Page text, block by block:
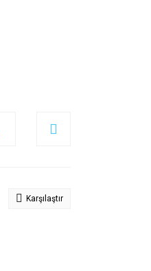
Karşılaştır